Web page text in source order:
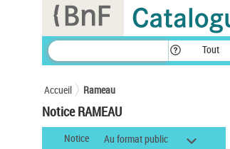
Tout
Accueil Rameau
Notice RAMEAU
Notice Au format public
Panneau de gestion des cookies